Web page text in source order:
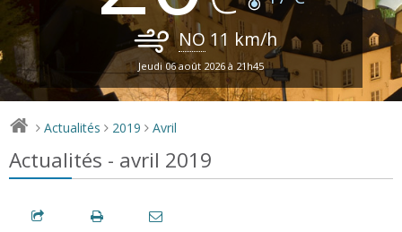
NO 11 km/h
Jeudi 06 août 2026 à 21h45
> Actualités > 2019 > Avril
Actualités - avril 2019